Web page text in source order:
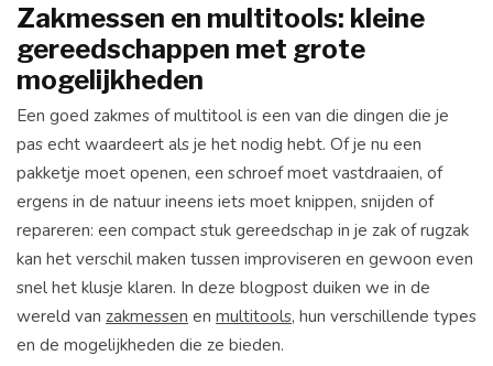
Zakmessen en multitools: kleine
gereedschappen met grote
mogelijkheden
Een goed zakmes of multitool is een van die dingen die je
pas echt waardeert als je het nodig hebt. Of je nu een
pakketje moet openen, een schroef moet vastdraaien, of
ergens in de natuur ineens iets moet knippen, snijden of
repareren: een compact stuk gereedschap in je zak of rugzak
kan het verschil maken tussen improviseren en gewoon even
snel het klusje klaren. In deze blogpost duiken we in de
wereld van zakmessen en multitools, hun verschillende types
en de mogelijkheden die ze bieden.